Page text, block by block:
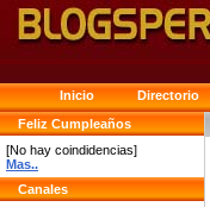
Inicio Directorio
Feliz Cumpleaños
[No hay coindidencias]
Mas..
Canales